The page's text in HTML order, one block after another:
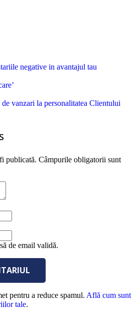
negative in avantajul tau
vanzari la personalitatea Clientului
publicată. Câmpurile obligatorii sunt
de email validă.
pentru a reduce spamul. Află cum sunt
tale.